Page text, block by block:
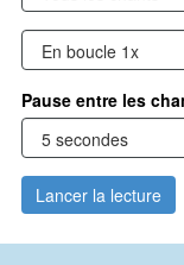
Pause entre les
Lancer la lecture